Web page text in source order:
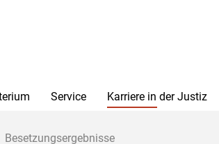
Service Karriere in der Justiz
Besetzungsergebnisse